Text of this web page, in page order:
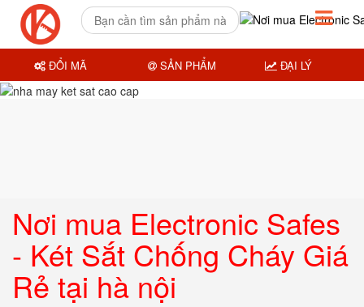
Nơi mua Electronic Safes
- Két Sắt Chống Cháy Giá
Rẻ tại hà nội
ĐỔI MÃ SẢN PHẨM ĐẠI LÝ